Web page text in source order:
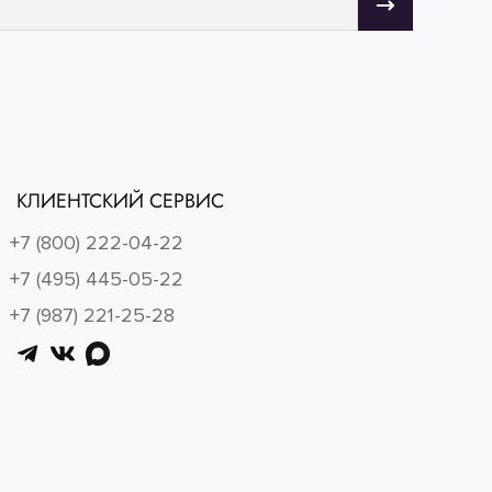
КЛИЕНТСКИЙ СЕРВИС
+7 (800) 222-04-22
+7 (495) 445-05-22
+7 (987) 221-25-28